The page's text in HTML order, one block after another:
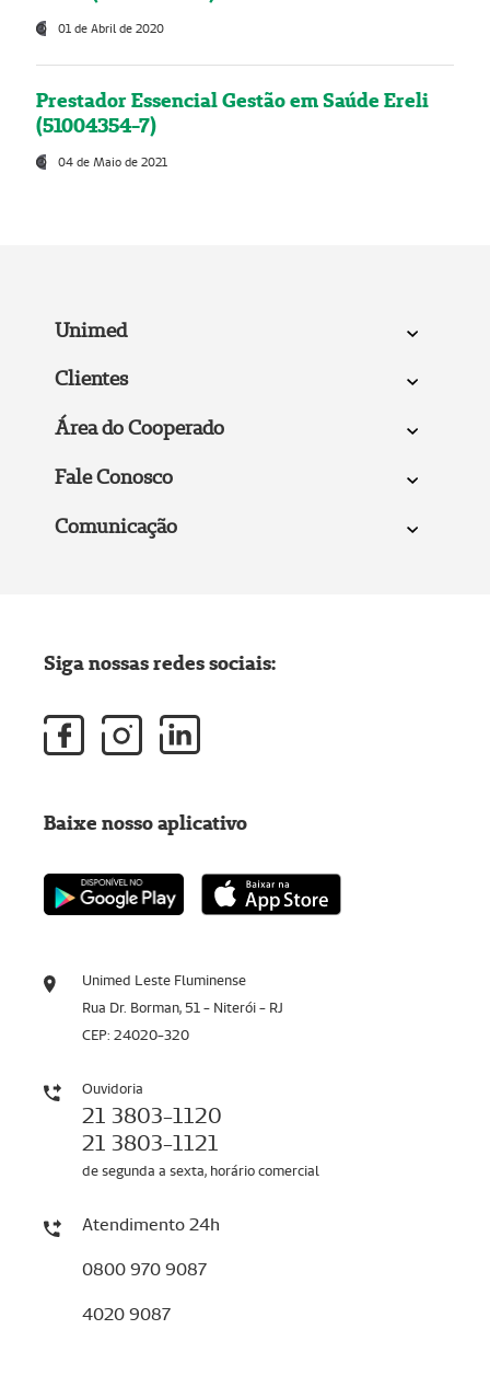
01 de Abril de 2020
Prestador Essencial Gestão em Saúde Ereli
(51004354-7)
04 de Maio de 2021
Unimed
Clientes
Área do Cooperado
Fale Conosco
Comunicação
Unimed Leste Fluminense
Rua Dr. Borman, 51 - Niterói - RJ
CEP: 24020-320
Ouvidoria
21 3803-1120
21 3803-1121
de segunda a sexta, horário comercial
Atendimento 24h
0800 970 9087
4020 9087
Siga nossas redes sociais:
Baixe nosso aplicativo